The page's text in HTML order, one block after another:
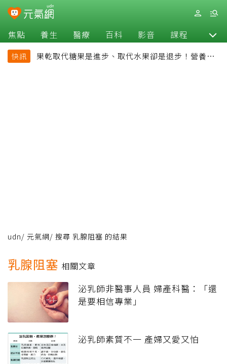
焦點 養生 醫療 百科 影音 課程 退休
快訊
果乾取代糖果是進步、取代水果卻是退步！營養師
udn/ 元氣網/ 搜尋 乳腺阻塞 的結果
乳腺阻塞 相關文章
泌乳師非醫事人員 婦產科醫：「還
是要相信專業」
泌乳師素質不一 產婦又愛又怕